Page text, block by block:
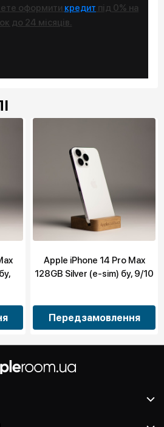
оформити кредит під 0% на
до 24 місяців.
Apple iPhone 14 Pro Max
128GB Silver (e-sim) бу, 9/10
Передзамовлення